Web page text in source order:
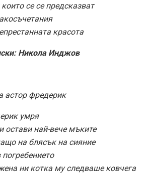
се се предсказват
красота
Никола Инджов
астор фредерик
умря
остави най-вече мъките
на блясък на сияние
ни котка му следваше ковчега